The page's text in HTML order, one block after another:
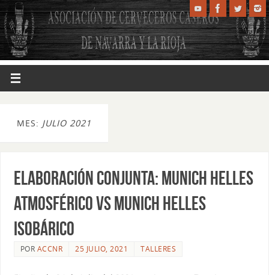
MES: JULIO 2021
Elaboración Conjunta: Munich Helles
Atmosférico vs Munich Helles
Isobárico
POR ACCNR 25 JULIO, 2021 TALLERES